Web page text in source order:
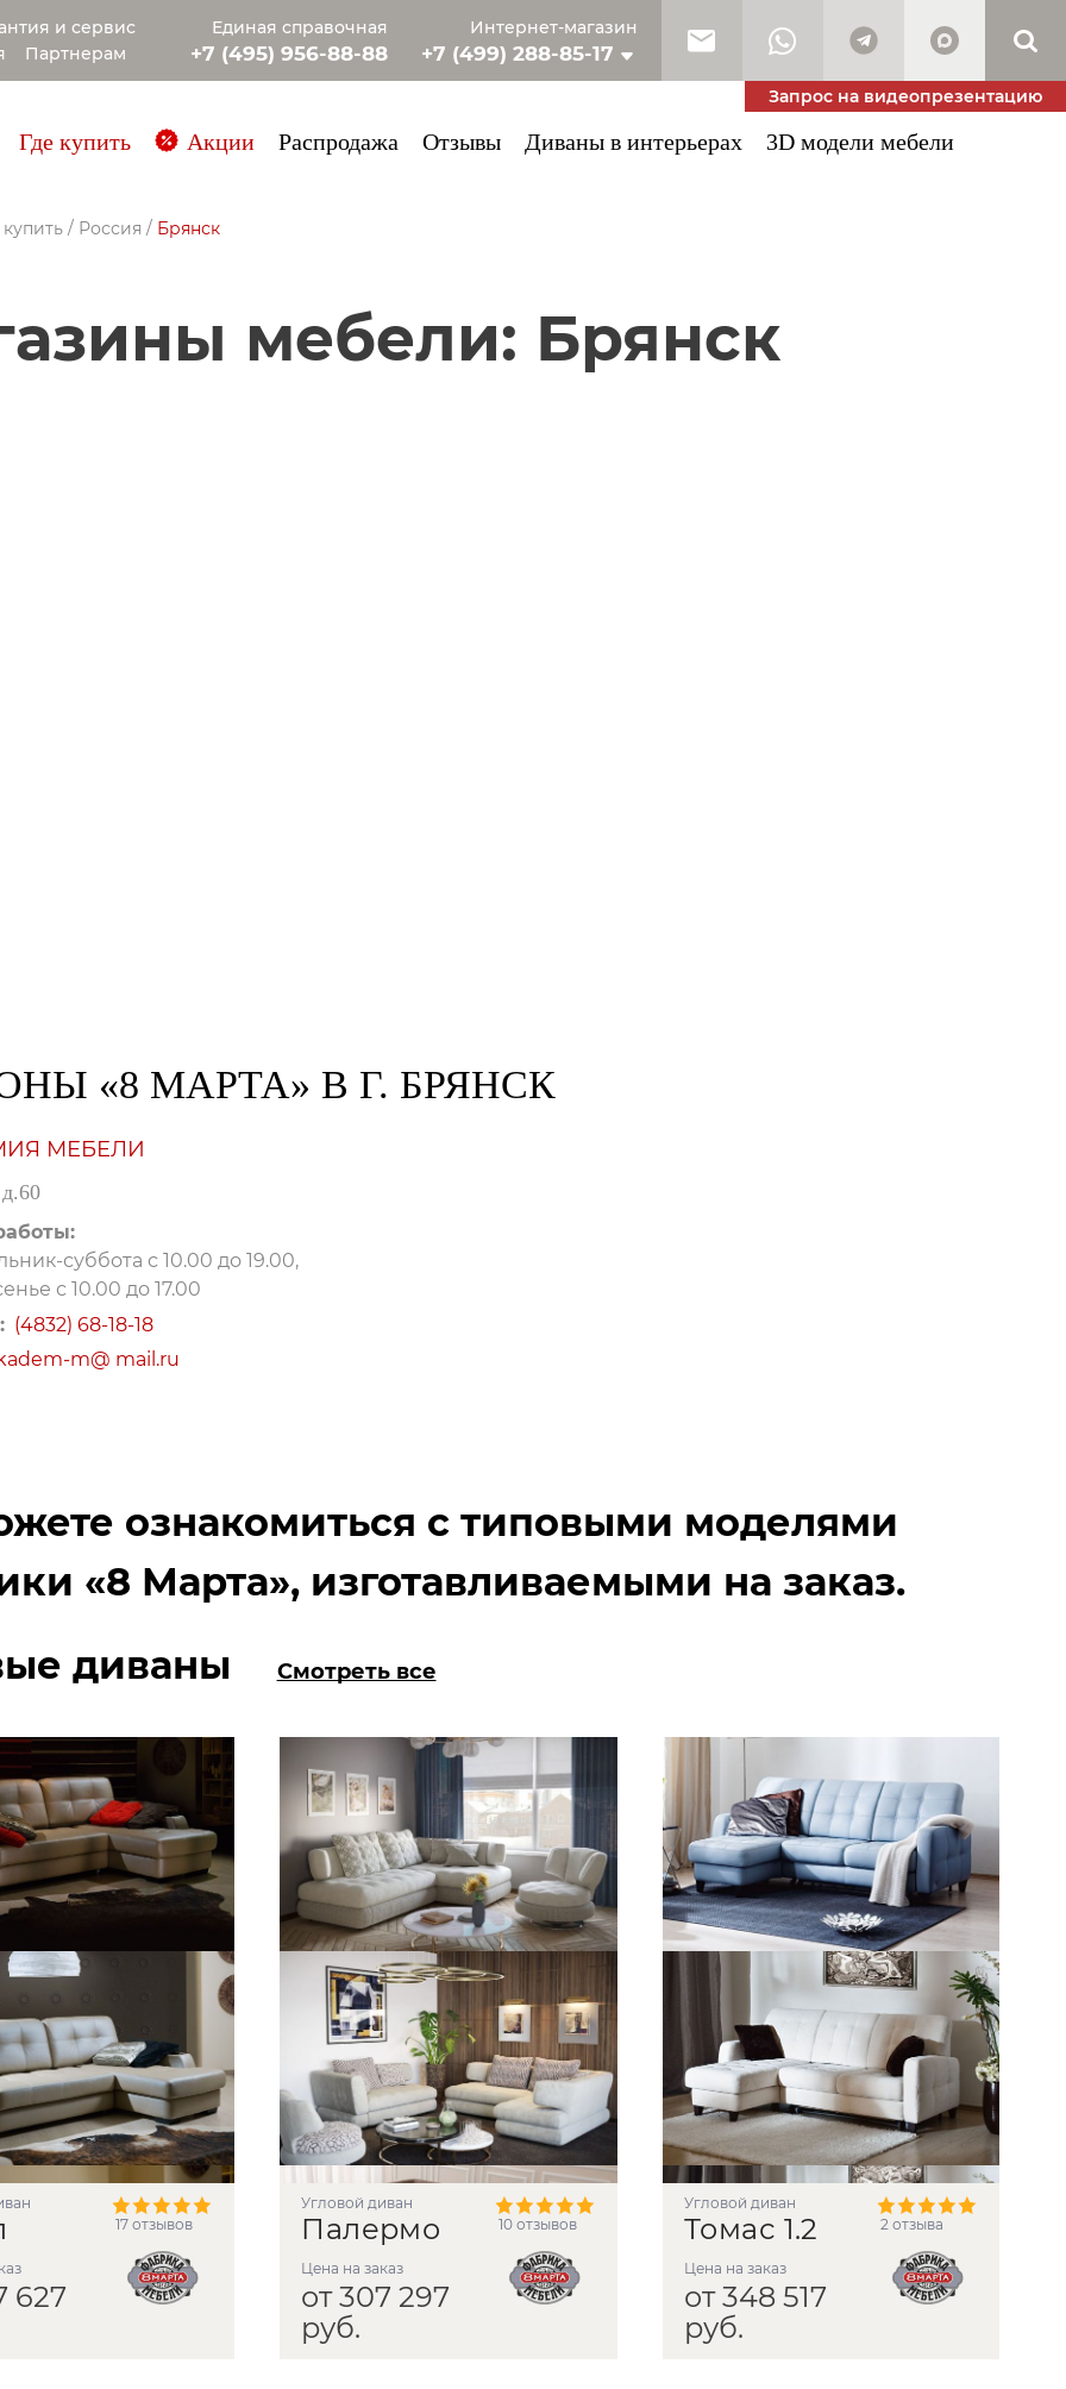
и сервис
Партнерам
Единая справочная
+7 (495) 956-88-88
Интернет-магазин
+7 (499) 288-85-17
+7 (985) 410-53-34
Запрос на видеопрезентацию
Где купить Акции Распродажа Отзывы Диваны в интерьерах 3D модели мебели
/ Россия / Брянск
мебели: Брянск
«8 МАРТА» В Г. БРЯНСК
МЕБЕЛИ
суббота с 10.00 до 19.00,
с 10.00 до 17.00
(4832) 68-18-18
m@ mail.ru
ознакомиться с типовыми моделями
«8 Марта», изготавливаемыми на заказ.
диваны
Смотреть все
627
17 отзывов
угловой диван
Палермо
Цена на заказ
от 307 297
руб.
10 отзывов
угловой диван
Томас 1.2
Цена на заказ
от 348 517
руб.
2 отзыва